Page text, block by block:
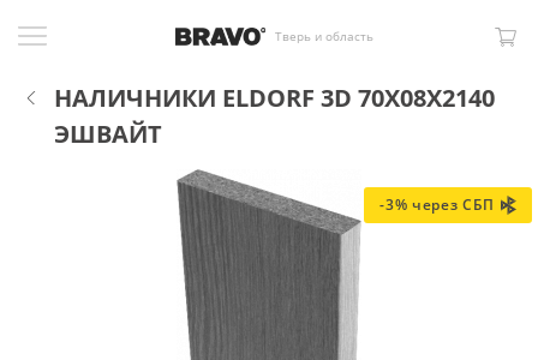
Тверь и область
НАЛИЧНИКИ ELDORF 3D 70X08X2140
ЭШВАЙТ
-3% через СБП